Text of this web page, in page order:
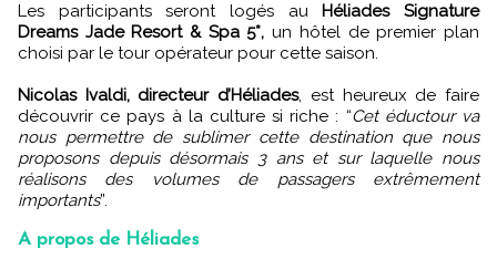
Les participants seront logés au Héliades Signature
Dreams Jade Resort & Spa 5*, un hôtel de premier plan
choisi par le tour opérateur pour cette saison.
Nicolas Ivaldi, directeur d’Héliades, est heureux de faire
découvrir ce pays à la culture si riche : “Cet éductour va
nous permettre de sublimer cette destination que nous
proposons depuis désormais 3 ans et sur laquelle nous
réalisons des volumes de passagers extrêmement
importants”.
A propos de Héliades